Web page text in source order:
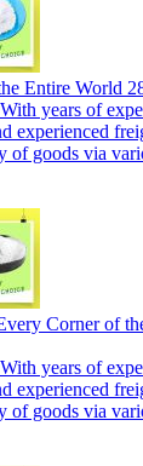
Entire World
years of
experienced
of goods via
Corner of
years of
experienced
of goods via